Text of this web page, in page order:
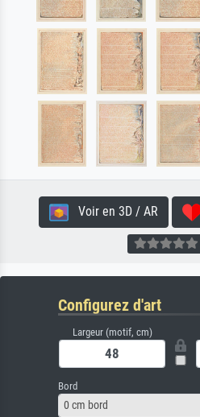
Voir en 3D / AR
Configurez d'art
Largeur (motif, cm)
Bord
0 cm bord